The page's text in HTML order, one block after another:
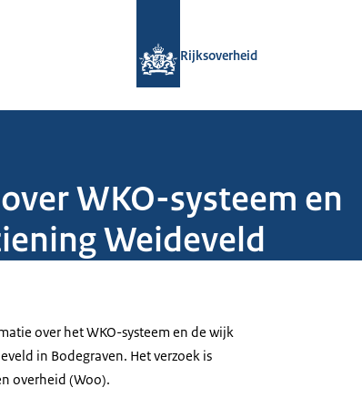
Rijksoverheid
WKO-systeem en
Weideveld
over het WKO-systeem en de wijk
in Bodegraven. Het verzoek is
overheid (Woo).